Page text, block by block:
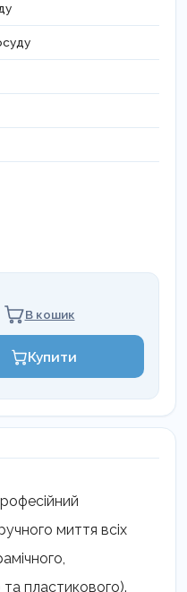
В кошик
Купити
миття всіх
пластикового).